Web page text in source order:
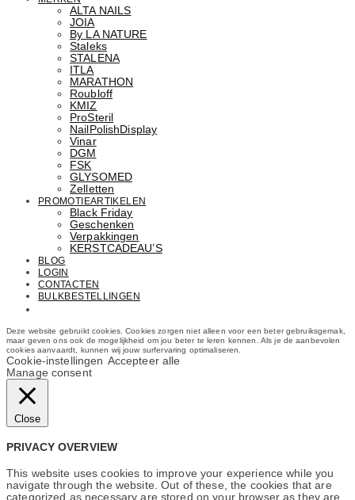
ALTA NAILS
JOIA
By LA NATURE
Staleks
STALENA
ITLA
MARATHON
Roubloff
KMIZ
ProSteril
NailPolishDisplay
Vinar
DGM
FSK
GLYSOMED
Zelletten
PROMOTIEARTIKELEN
Black Friday
Geschenken
Verpakkingen
KERSTCADEAU’S
BLOG
LOGIN
CONTACTEN
BULKBESTELLINGEN
Deze website gebruikt cookies. Cookies zorgen niet alleen voor een beter gebruiksgemak,
maar geven ons ook de mogelijkheid om jou beter te leren kennen. Als je de aanbevolen
cookies aanvaardt, kunnen wij jouw surfervaring optimaliseren.
Cookie-instellingen Accepteer alle
Manage consent
Close
PRIVACY OVERVIEW
This website uses cookies to improve your experience while you
navigate through the website. Out of these, the cookies that are
categorized as necessary are stored on your browser as they are